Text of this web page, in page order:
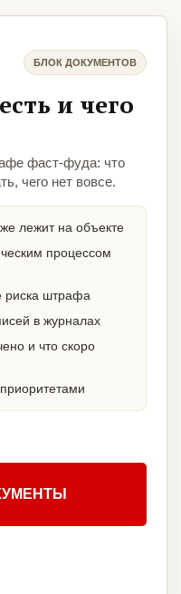
БЛОК ДОКУМЕНТОВ
и чего
фаст-фуда: что
чего нет вовсе.
лежит на объекте
процессом
риска штрафа
в журналах
и что скоро